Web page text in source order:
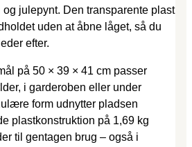
julepynt. Den transparente plast
uden at åbne låget, så du
efter.
på 50 × 39 × 41 cm passer
i garderoben eller under
form udnytter pladsen
plastkonstruktion på 1,69 kg
til gentagen brug – også i